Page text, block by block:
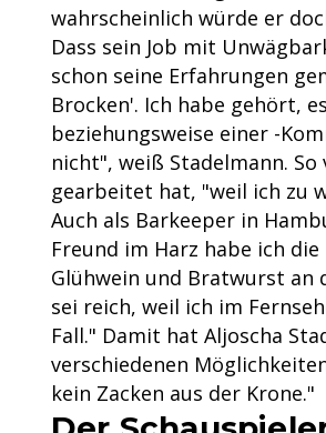
wahrscheinlich würde er
Dass sein Job mit
schon seine Erfahrungen
Brocken'. Ich habe gehört,
beziehungsweise einer -
nicht", weiß Stadelmann.
gearbeitet hat, "weil ich zu
Auch als Barkeeper in
Freund im Harz habe ich
Glühwein und Bratwurst an
sei reich, weil ich im
Fall." Damit hat Aljoscha
verschiedenen
kein Zacken aus der Krone."